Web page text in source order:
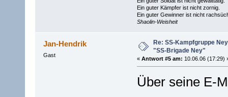
Ein guter Kämpfer ist nicht zornig.
Ein guter Gewinner ist nicht
Shaolin-Weisheit
Jan-Hendrik
Gast
Re: SS-Kampfgruppe
"SS-Brigade Ney"
« Antwort #5 am: 10.06.06 (17:29)
Über seine E-